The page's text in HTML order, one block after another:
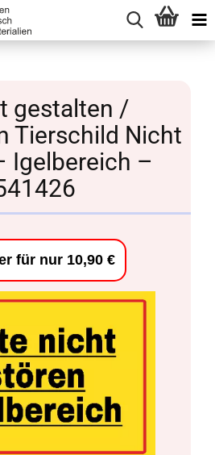
gestalten /
Tierschild Nicht
Igelbereich –
für nur 10,90 €